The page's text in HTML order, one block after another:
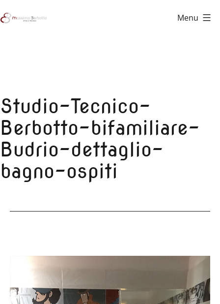
al
Menu
Studio-Tecnico-
Berbotto-bifamiliare-
Budrio-dettaglio-
bagno-ospiti